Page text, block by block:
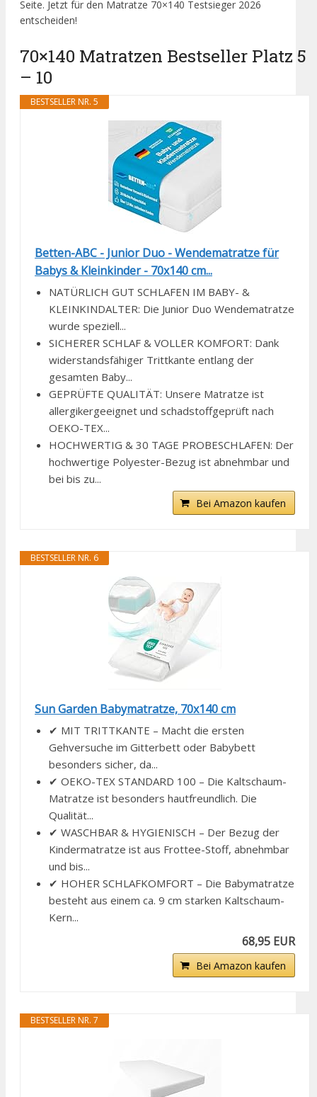
Seite. Jetzt für den Matratze 70×140 Testsieger 2026
entscheiden!
70×140 Matratzen Bestseller Platz 5
– 10
BESTSELLER NR. 5
Betten-ABC - Junior Duo - Wendematratze für
Babys & Kleinkinder - 70x140 cm...
NATÜRLICH GUT SCHLAFEN IM BABY- &
KLEINKINDALTER: Die Junior Duo Wendematratze
wurde speziell...
SICHERER SCHLAF & VOLLER KOMFORT: Dank
widerstandsfähiger Trittkante entlang der
gesamten Baby...
GEPRÜFTE QUALITÄT: Unsere Matratze ist
allergikergeeignet und schadstoffgeprüft nach
OEKO-TEX...
HOCHWERTIG & 30 TAGE PROBESCHLAFEN: Der
hochwertige Polyester-Bezug ist abnehmbar und
bei bis zu...
Bei Amazon kaufen
BESTSELLER NR. 6
Sun Garden Babymatratze, 70x140 cm
✔ MIT TRITTKANTE – Macht die ersten
Gehversuche im Gitterbett oder Babybett
besonders sicher, da...
✔ OEKO-TEX STANDARD 100 – Die Kaltschaum-
Matratze ist besonders hautfreundlich. Die
Qualität...
✔ WASCHBAR & HYGIENISCH – Der Bezug der
Kindermatratze ist aus Frottee-Stoff, abnehmbar
und bis...
✔ HOHER SCHLAFKOMFORT – Die Babymatratze
besteht aus einem ca. 9 cm starken Kaltschaum-
Kern...
68,95 EUR
Bei Amazon kaufen
BESTSELLER NR. 7